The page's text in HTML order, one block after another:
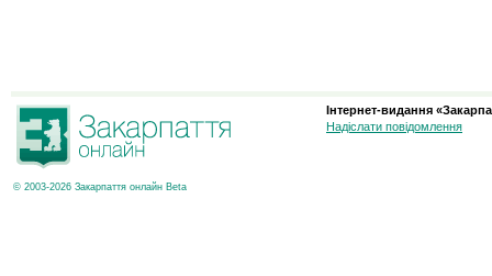
© 2003-2026 Закарпаття онлайн Beta
Інтернет-видання
Надіслати повідомлення